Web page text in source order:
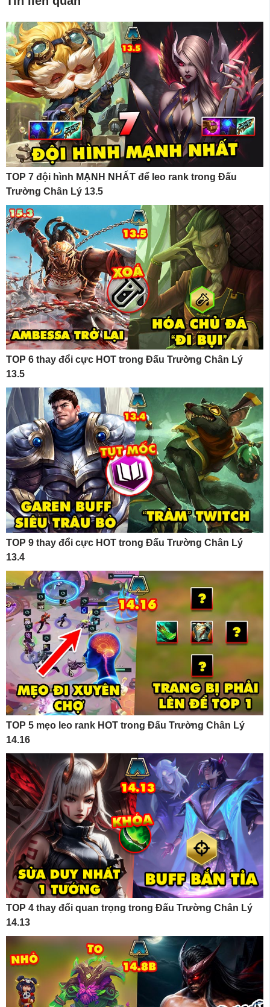
TOP 7 đội hình MẠNH NHẤT để leo rank trong Đấu
Trường Chân Lý 13.5
TOP 6 thay đổi cực HOT trong Đấu Trường Chân Lý
13.5
TOP 9 thay đổi cực HOT trong Đấu Trường Chân Lý
13.4
TOP 5 mẹo leo rank HOT trong Đấu Trường Chân Lý
14.16
TOP 4 thay đổi quan trọng trong Đấu Trường Chân Lý
14.13